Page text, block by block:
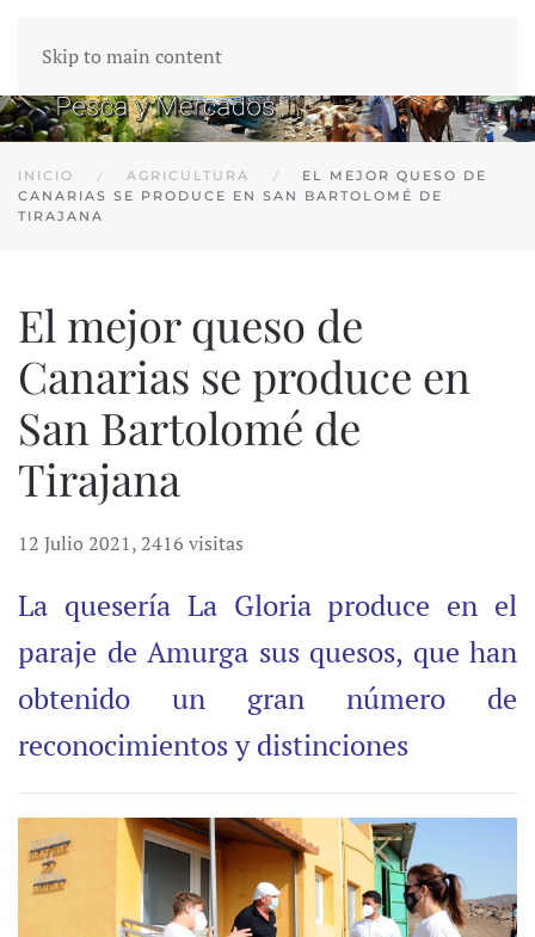
Skip to main content
INICIO AGRICULTURA
EL MEJOR QUESO DE
CANARIAS SE PRODUCE EN SAN BARTOLOMÉ DE
TIRAJANA
El mejor queso de
Canarias se produce en
San Bartolomé de
Tirajana
12 Julio 2021, 2416 visitas
La quesería La Gloria produce en el
paraje de Amurga sus quesos, que han
obtenido un gran número de
reconocimientos y distinciones